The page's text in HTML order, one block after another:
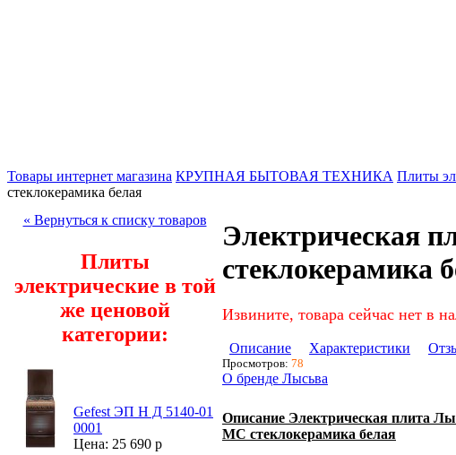
Товары интернет магазина КРУПНАЯ БЫТОВАЯ ТЕХНИКА Плиты
стеклокерамика белая
« Вернуться к списку товаров
Плиты
электрические в той
же ценовой
категории:
Gefest ЭП Н Д 5140-01
0001
Цена: 25 690 р
Электрическая
стеклокерамика
Извините, товара сейчас нет в
Описание Характеристики
Просмотров: 78
О бренде Лысьва
Описание Электрическая плита
МС стеклокерамика белая